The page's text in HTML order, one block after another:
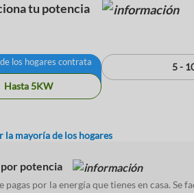
tu potencia
los hogares contrata
Hasta 5KW
5 -
la mayoría de los hogares
potencia
pagas por la energía que tienes en casa. Se